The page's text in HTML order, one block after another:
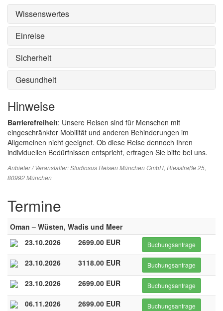
Wissenswertes
Einreise
Sicherheit
Gesundheit
Hinweise
Barrierefreiheit: Unsere Reisen sind für Menschen mit
eingeschränkter Mobilität und anderen Behinderungen im
Allgemeinen nicht geeignet. Ob diese Reise dennoch Ihren
individuellen Bedürfnissen entspricht, erfragen Sie bitte bei uns.
Anbieter / Veranstalter:Studiosus Reisen München GmbH, Riesstraße 25,
80992 München
Termine
Oman – Wüsten, Wadis und Meer
23.10.2026
2699.00 EUR Buchungsanfrage
23.10.2026 3118.00 EUR Buchungsanfrage
23.10.2026 2699.00 EUR Buchungsanfrage
06.11.2026 2699.00 EUR Buchungsanfrage